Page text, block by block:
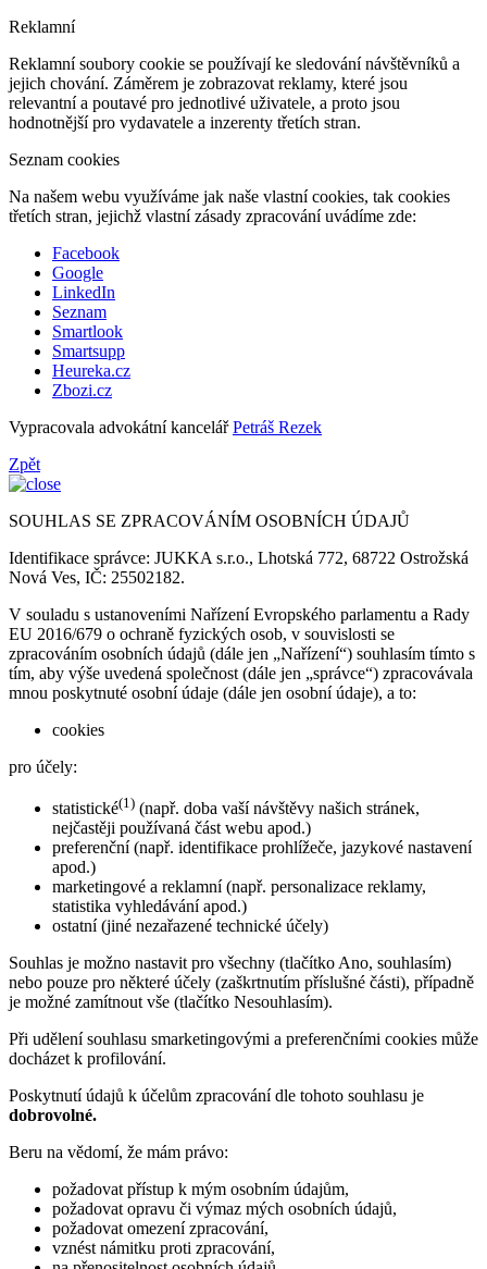
Reklamní
Reklamní soubory cookie se používají ke sledování návštěvníků a
jejich chování. Záměrem je zobrazovat reklamy, které jsou
relevantní a poutavé pro jednotlivé uživatele, a proto jsou
hodnotnější pro vydavatele a inzerenty třetích stran.
Seznam cookies
Na našem webu využíváme jak naše vlastní cookies, tak cookies
třetích stran, jejichž vlastní zásady zpracování uvádíme zde:
Facebook
Google
LinkedIn
Seznam
Smartlook
Smartsupp
Heureka.cz
Zbozi.cz
Vypracovala advokátní kancelářPetráš Rezek
Zpět
SOUHLAS SE ZPRACOVÁNÍM OSOBNÍCH ÚDAJŮ
Identifikace správce: JUKKA s.r.o., Lhotská 772, 68722 Ostrožská
Nová Ves, IČ: 25502182.
V souladu s ustanoveními Nařízení Evropského parlamentu a Rady
EU 2016/679 o ochraně fyzických osob, v souvislosti se
zpracováním osobních údajů (dále jen „Nařízení“) souhlasím tímto s
tím, aby výše uvedená společnost (dále jen „správce“) zpracovávala
mnou poskytnuté osobní údaje (dále jen osobní údaje), a to:
cookies
pro účely:
statistické(1) (např. doba vaší návštěvy našich stránek,
nejčastěji používaná část webu apod.)
preferenční (např. identifikace prohlížeče, jazykové nastavení
apod.)
marketingové a reklamní (např. personalizace reklamy,
statistika vyhledávání apod.)
ostatní (jiné nezařazené technické účely)
Souhlas je možno nastavit pro všechny (tlačítko Ano, souhlasím)
nebo pouze pro některé účely (zaškrtnutím příslušné části), případně
je možné zamítnout vše (tlačítko Nesouhlasím).
Při udělení souhlasu smarketingovými a preferenčními cookies může
docházet k profilování.
Poskytnutí údajů k účelům zpracování dle tohoto souhlasu je
dobrovolné.
Beru na vědomí, že mám právo:
požadovat přístup k mým osobním údajům,
požadovat opravu či výmaz mých osobních údajů,
požadovat omezení zpracování,
vznést námitku proti zpracování,